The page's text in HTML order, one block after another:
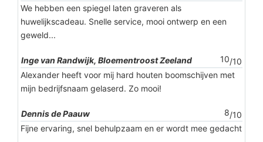
We hebben een spiegel laten graveren als
huwelijkscadeau. Snelle service, mooi ontwerp en een
geweld...
Inge van Randwijk, Bloementroost Zeeland 10/10
Alexander heeft voor mij hard houten boomschijven met
mijn bedrijfsnaam gelaserd. Zo mooi!
Dennis de Paauw 8/10
Fijne ervaring, snel behulpzaam en er wordt mee gedacht